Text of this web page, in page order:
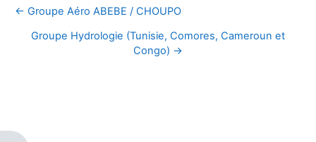
← Groupe Aéro ABEBE / CHOUPO
Groupe Hydrologie (Tunisie, Comores, Cameroun et
Congo) →